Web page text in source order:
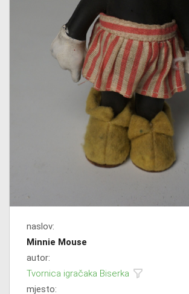
naslov:
Minnie Mouse
autor:
Tvornica igračaka Biserka
mjesto: